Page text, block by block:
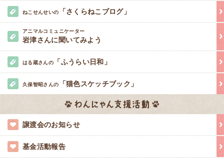
ねこせんせいの 「さくらねこブログ」
アニマルコミュニケーター
岩津さんに聞いてみよう
はる蔵さんの 「ふうらい日和」
久保智昭さんの 「猫色スケッチブック」
譲渡会のお知らせ
基金活動報告